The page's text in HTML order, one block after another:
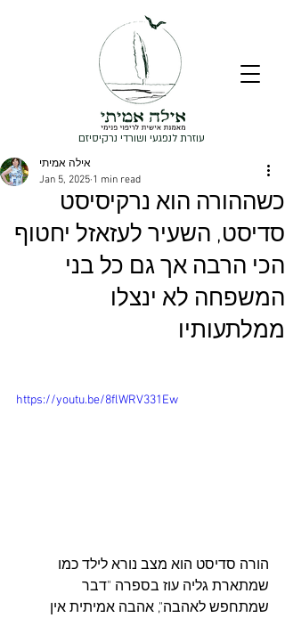
עוזרת לנפגעי ושורדי נרקיסיזם
כשההורה הוא נרקיסיסט
סדיסט, השעיר לעזאזל יחטוף
הכי הרבה אך גם כל בני
המשפחה לא ינצלו
ממלתעותיו
אילה אמיתי
Jan 5, 2025 1 min read
https://youtu.be/8flWRV331Ew
הורה סדיסט הוא מצב נורא לילד כמו
שמתארת גליה עוז בספרה "דבר
שמתחפש לאהבה", אהבה אמיתית אין